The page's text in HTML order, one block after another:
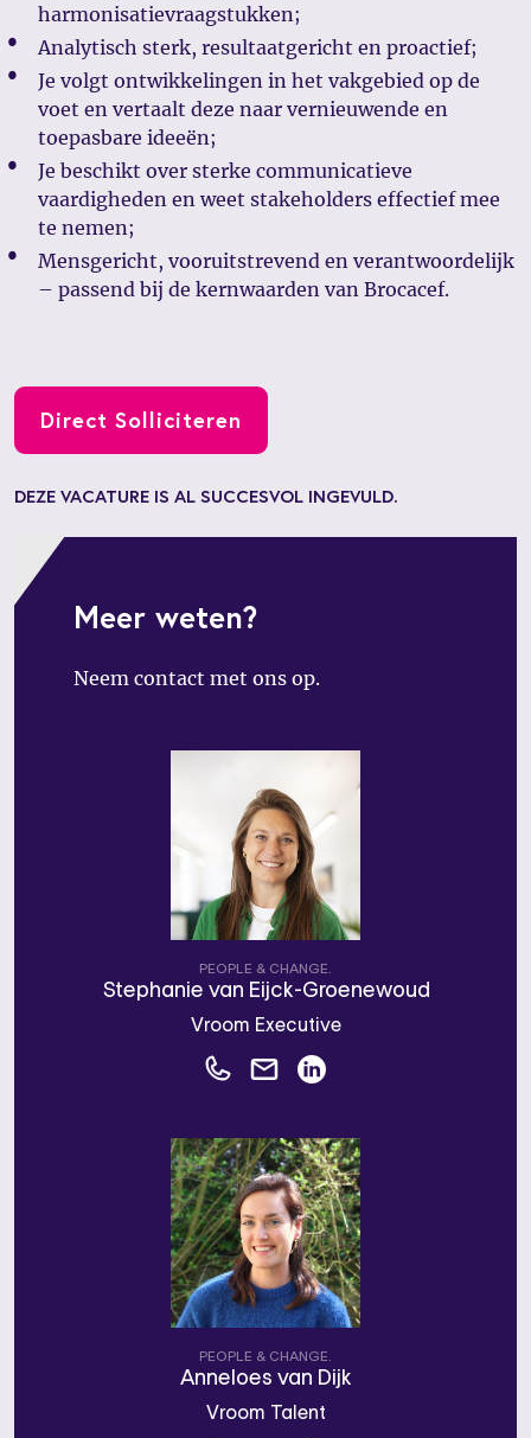
harmonisatievraagstukken;
Analytisch sterk, resultaatgericht en proactief;
Je volgt ontwikkelingen in het vakgebied op de
voet en vertaalt deze naar vernieuwende en
toepasbare ideeën;
Je beschikt over sterke communicatieve
vaardigheden en weet stakeholders effectief mee
te nemen;
Mensgericht, vooruitstrevend en verantwoordelijk
– passend bij de kernwaarden van Brocacef.
Direct Solliciteren
DEZE VACATURE IS AL SUCCESVOL INGEVULD.
Meer weten?
Neem contact met ons op.
PEOPLE & CHANGE.
Stephanie van Eijck-Groenewoud
Vroom Executive
PEOPLE & CHANGE.
Anneloes van Dijk
Vroom Talent